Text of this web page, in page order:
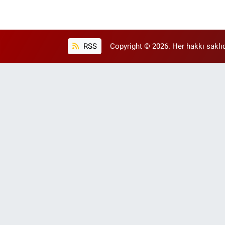
RSS Copyright © 2026. Her hakkı